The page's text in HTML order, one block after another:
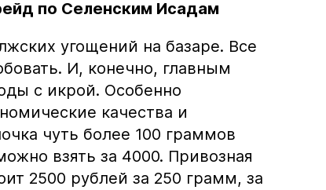
по Селенским Исадам
угощений на базаре. Все
И, конечно, главным
с икрой. Особенно
качества и
чуть более 100 граммов
взять за 4000. Привозная
2500 рублей за 250 грамм, за